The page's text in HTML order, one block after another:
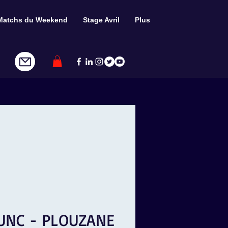
du Weekend Stage Avril Plus
- PLOUZANE